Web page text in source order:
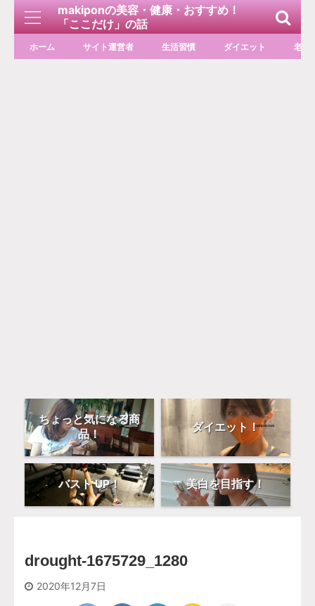
makiponの美容・健康・おすすめ！
「ここだけ」の話
ホーム サイト運営者 生活習慣 ダイエット 老化
ちょっと気になる商
品！
ダイエット！
バスト UP！ 美白を目指す！
drought-1675729_1280
2020年12月7日